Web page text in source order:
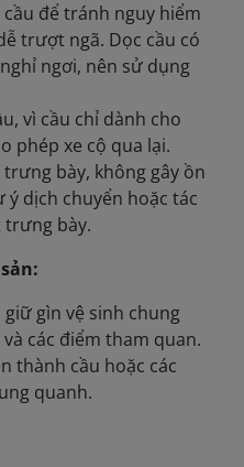
để tránh nguy hiểm
trượt ngã. Dọc cầu có
ngơi, nên sử dụng
vì cầu chỉ dành cho
phép xe cộ qua lại.
bày, không gây ồn
dịch chuyển hoặc tác
trưng bày.
gìn vệ sinh chung
các điểm tham quan.
thành cầu hoặc các
quanh.